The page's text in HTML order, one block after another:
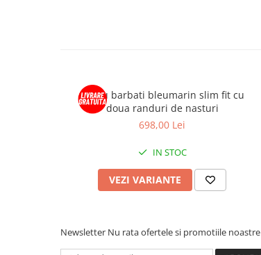
Sacou barbati bleumarin slim fit cu
doua randuri de nasturi
698,00 Lei
IN STOC
VEZI VARIANTE
Newsletter Nu rata ofertele si promotiile noastre